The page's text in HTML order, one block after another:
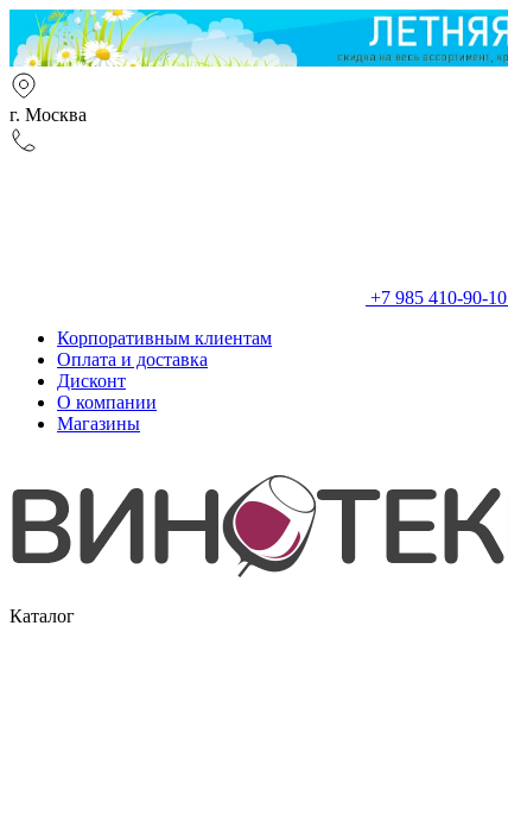
г. Москва
+7 985 410-90-10
Корпоративным клиентам
Оплата и доставка
Дисконт
О компании
Магазины
Каталог